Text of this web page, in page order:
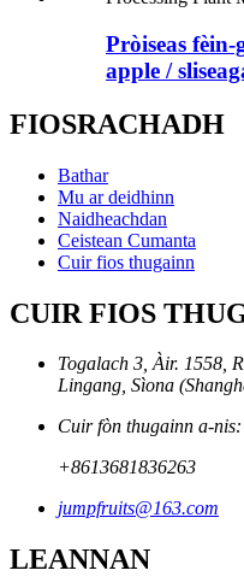
Pròiseas
apple /
FIOSRACHADH
Bathar
Mu ar deidhinn
Naidheachdan
Ceistean Cumanta
Cuir fios thugainn
CUIR FIOS
Togalach 3, Àir. 1558,
Lingang, Sìona
Cuir fòn thugainn a-nis:
+8613681836263
jumpfruits@163.com
LEANNAN